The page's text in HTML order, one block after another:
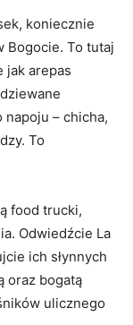
koniecznie
Bogocie.​ To tutaj
jak arepas
– chicha,
To
food trucki,
Odwiedźcie La
ich słynnych
oraz bogatą
ulicznego